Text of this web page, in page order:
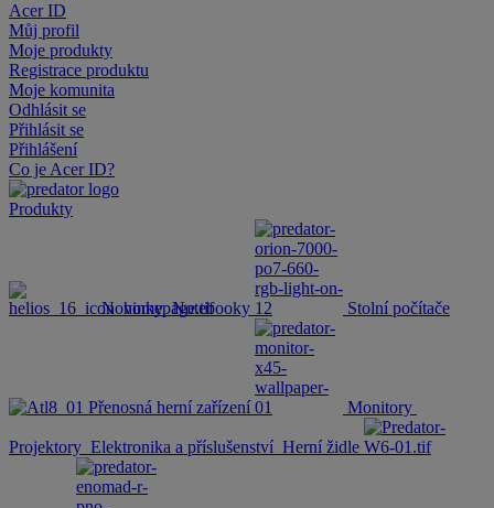
Acer ID
Můj profil
Moje produkty
Registrace produktu
Moje komunita
Odhlásit se
Přihlásit se
Přihlášení
Co je Acer ID?
Produkty
Novinky Notebooky Stolní počítače
Přenosná herní zařízení Monitory
Projektory Elektronika a příslušenství Herní židle